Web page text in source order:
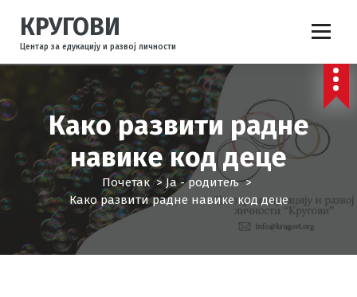
ч
н
а
ж
КРУГОВИ
Центар за едукацију и развој личности
Како развити радне
навике код деце
Почетак >Ја - родитељ>
Како развити радне навике код деце